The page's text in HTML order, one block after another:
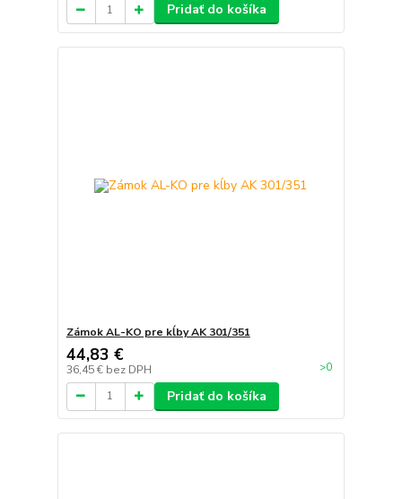
Pridať do košíka
Zámok AL-KO pre kĺby AK 301/351
44,83 €
36,45 € bez DPH >0
Pridať do košíka